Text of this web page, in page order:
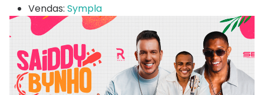
Vendas: Sympla